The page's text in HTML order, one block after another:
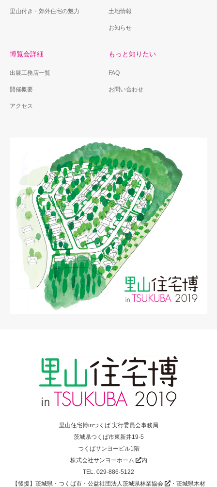
里山付き・郊外住宅の魅力 土地情報
お知らせ
博覧会詳細
出展工務店一覧
開催概要
アクセス
もっと知りたい
FAQ
お問い合わせ
里山住宅博inつくば 実行委員会事務局
茨城県つくば市東新井19-5
つくばサンヨービル1階
株式会社サンヨーホーム
内
TEL. 029-886-5122
【後援】茨城県・つくば市・ 公益社団法人茨城県林業協会 ・ 茨城県木材